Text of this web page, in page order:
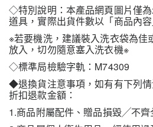
◇特別說明：本產品網頁圖片僅
道具，實際出貨件數以「商品內
※若要機洗，建議裝入洗衣袋為佳
放入，切勿隨意塞入洗衣機※
◇標準局檢驗字軌：M74309
◆退換貨注意事項，如有有下列
折扣退款金額：
1.商品附屬配件、贈品損毀╱不齊